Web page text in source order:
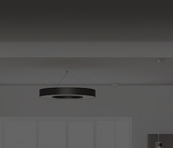
english
Türkiye
tiếng việt